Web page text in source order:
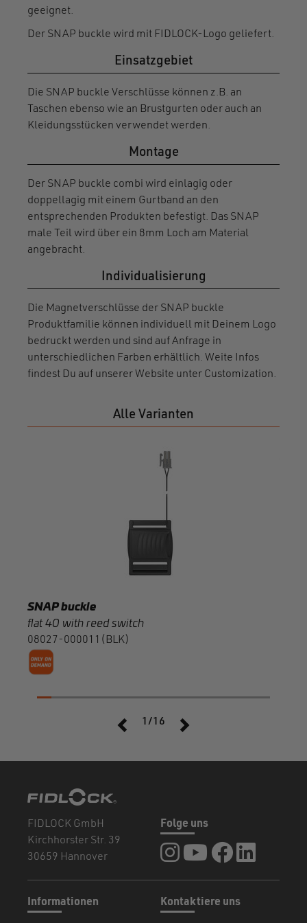
geeignet.
Der SNAP buckle wird mit FIDLOCK-Logo geliefert.
Einsatzgebiet
Die SNAP buckle Verschlüsse können z.B. an
Taschen ebenso wie an Brustgurten oder auch an
Kleidungsstücken verwendet werden.
Montage
Der SNAP buckle combi wird einlagig oder
doppellagig mit einem Gurtband an den
entsprechenden Produkten befestigt. Das SNAP
male Teil wird über ein 8mm Loch am Material
angebracht.
Individualisierung
Die Magnetverschlüsse der SNAP buckle
Produktfamilie können individuell mit Deinem Logo
bedruckt werden und sind auf Anfrage in
unterschiedlichen Farben erhältlich. Weite Infos
findest Du auf unserer Website unter Customization.
Alle Varianten
SNAP buckle
flat 40 with reed switch
08027-000011(BLK)
1/16
FIDLOCK GmbH
Kirchhorster Str. 39
30659 Hannover
Kontaktiere uns
Informationen
Folge uns
FIDLOCK auf Instagram
FIDLOCK auf
FIDLOCK auf